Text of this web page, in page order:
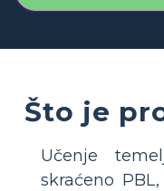
Što je
Učenje
skraćeno